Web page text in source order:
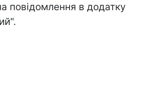
повідомлення в додатку